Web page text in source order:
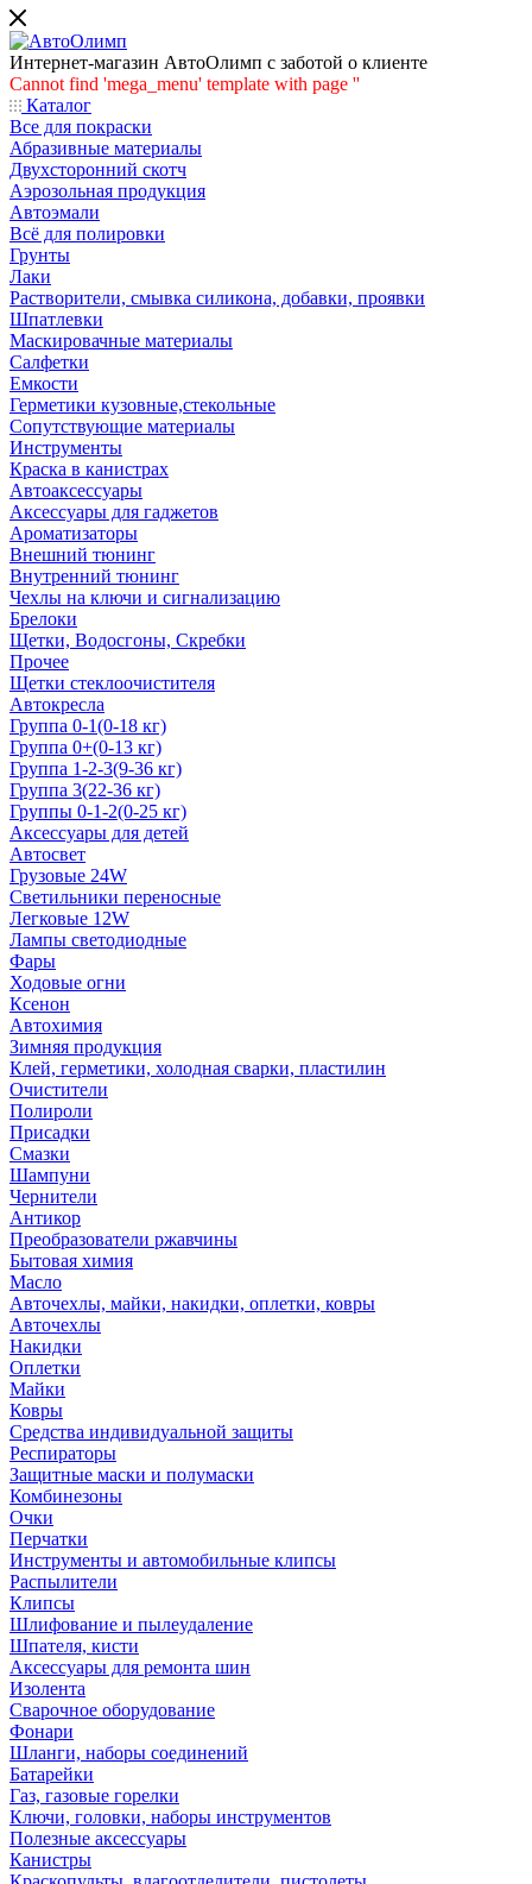
Интернет-магазин АвтоОлимп с заботой о клиенте
Cannot find 'mega_menu' template with page ''
Каталог
Все для покраски
Абразивные материалы
Двухсторонний скотч
Аэрозольная продукция
Автоэмали
Всё для полировки
Грунты
Лаки
Растворители, смывка силикона, добавки, проявки
Шпатлевки
Маскировачные материалы
Салфетки
Емкости
Герметики кузовные,стекольные
Сопутствующие материалы
Инструменты
Краска в канистрах
Автоаксессуары
Аксессуары для гаджетов
Ароматизаторы
Внешний тюнинг
Внутренний тюнинг
Чехлы на ключи и сигнализацию
Брелоки
Щетки, Водосгоны, Скребки
Прочее
Щетки стеклоочистителя
Автокресла
Группа 0-1(0-18 кг)
Группа 0+(0-13 кг)
Группа 1-2-3(9-36 кг)
Группа 3(22-36 кг)
Группы 0-1-2(0-25 кг)
Аксессуары для детей
Автосвет
Грузовые 24W
Светильники переносные
Легковые 12W
Лампы светодиодные
Фары
Ходовые огни
Ксенон
Автохимия
Зимняя продукция
Клей, герметики, холодная сварки, пластилин
Очистители
Полироли
Присадки
Смазки
Шампуни
Чернители
Антикор
Преобразователи ржавчины
Бытовая химия
Масло
Авточехлы, майки, накидки, оплетки, ковры
Авточехлы
Накидки
Оплетки
Майки
Ковры
Средства индивидуальной защиты
Респираторы
Защитные маски и полумаски
Комбинезоны
Очки
Перчатки
Инструменты и автомобильные клипсы
Распылители
Клипсы
Шлифование и пылеудаление
Шпателя, кисти
Аксессуары для ремонта шин
Изолента
Сварочное оборудование
Фонари
Шланги, наборы соединений
Батарейки
Газ, газовые горелки
Ключи, головки, наборы инструментов
Полезные аксессуары
Канистры